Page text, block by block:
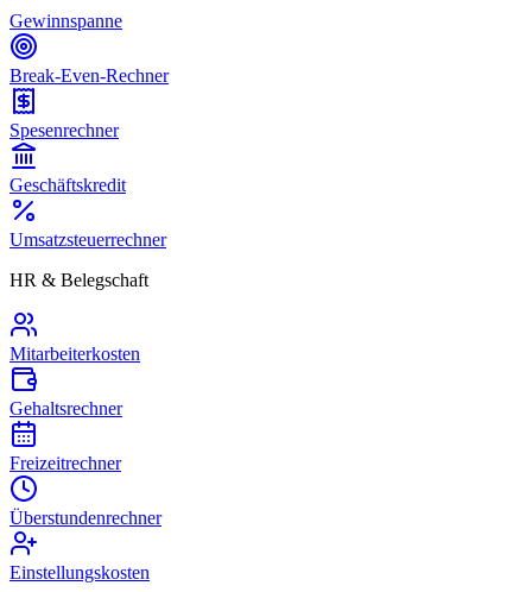
Gewinnspanne
Break-Even-Rechner
Spesenrechner
Geschäftskredit
Umsatzsteuerrechner
HR & Belegschaft
Mitarbeiterkosten
Gehaltsrechner
Freizeitrechner
Überstundenrechner
Einstellungskosten